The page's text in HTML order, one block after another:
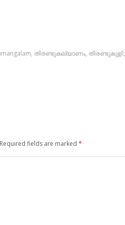
, തിരണ്ടുകല്യാണം, തിരണ്ടുകുളി,
Required fields are marked *